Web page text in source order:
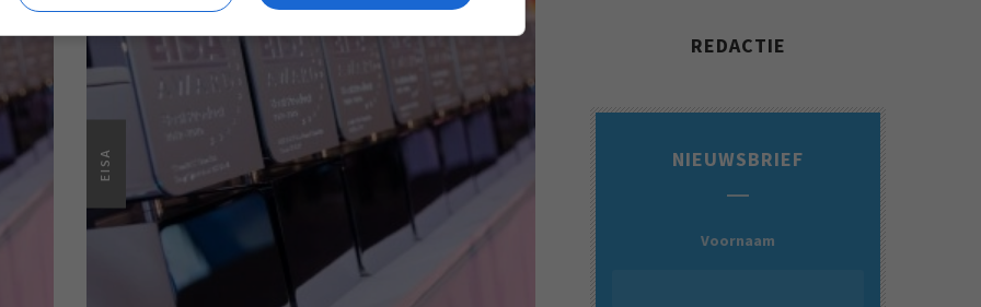
EISA
REDACTIE
NIEUWSBRIEF
Voornaam